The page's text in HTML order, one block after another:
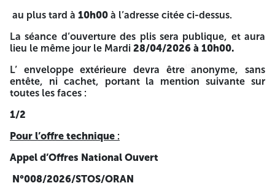
4514
Société Algérienne de l’Electricité et du Gaz- Transport
de l’Electricité et Opérateur Système
Direction Région du Transport de l’Electricité d’Oran
AVIS D’APPEL D’OFFRES A LA CONCURRENCE NATIONAL
OUVERT N°008/2026/STOS/ORAN
La Société Algérienne de l’électricité et du gaz-Sonelgaz
transport de l’électricité et opérateur système/Direction
Région du Transport de l’Electricité d’Oran, lance un avis
d’appel d’Offres à la concurrence nationale ouverte ayant
pour objet :
FOURNITURE ET LIVRAISON SUR SITE DES ARMOIRES,
4514
au plus tard à 10h00 à l’adresse citée ci-dessus.
La séance d’ouverture des plis sera publique, et aura
lieu le même jour le Mardi 28/04/2026 à 10h00.
L’ enveloppe extérieure devra être anonyme, sans
entête, ni cachet, portant la mention suivante sur
toutes les faces :
1/2
Pour l’offre technique :
Appel d’Offres National Ouvert
N°008/2026/STOS/ORAN